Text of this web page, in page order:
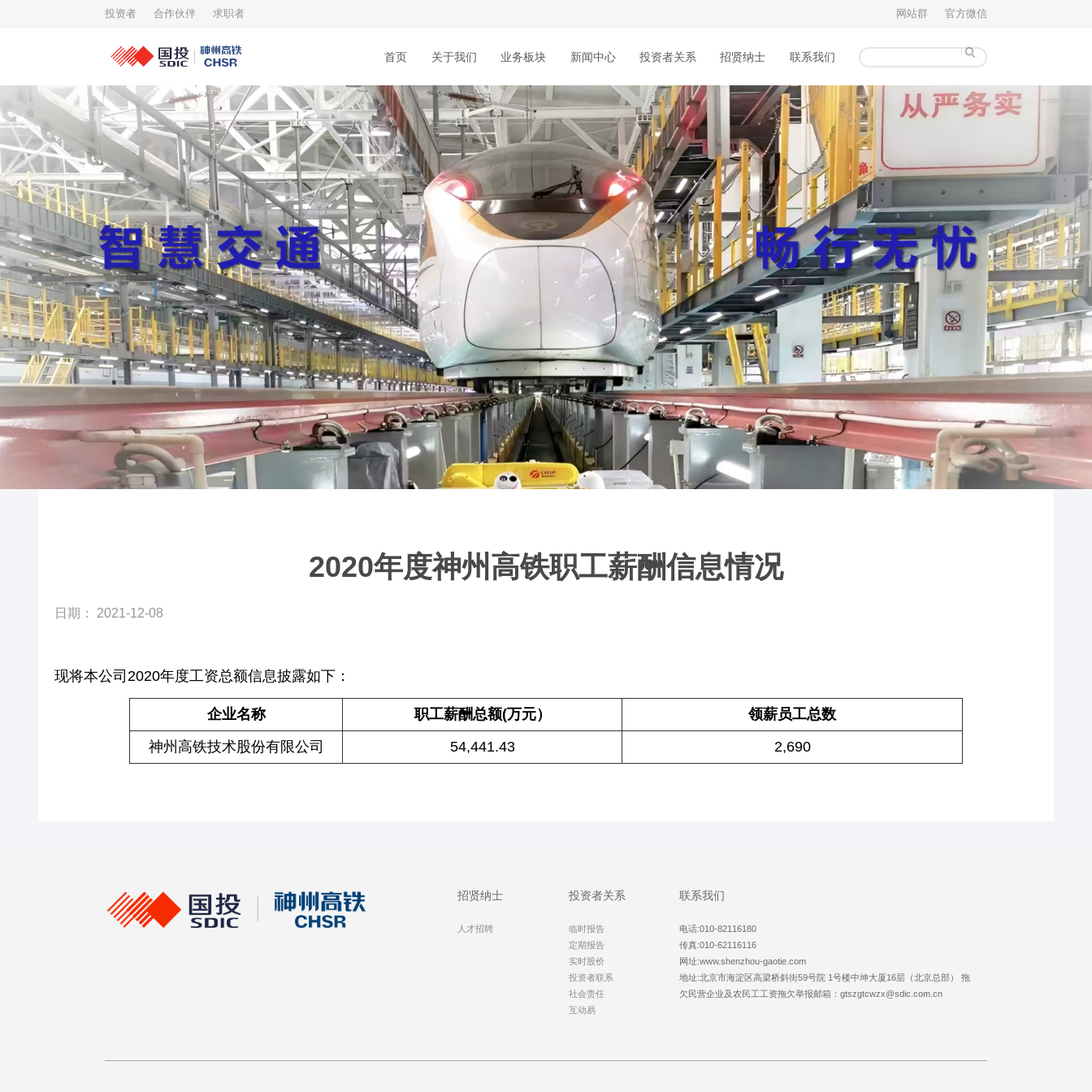
投资者 合作伙伴 求职者 网站群 官方微信
首页 关于我们 业务板块 新闻中心 投资者关系 招贤纳士 联系我们
2020年度神州高铁职工薪酬信息情况
日期： 2021-12-08
现将本公司2020年度工资总额信息披露如下：
企业名称 职工薪酬总额(万元）
领薪员工总数
神州高铁技术股份有限公司
54,441.43 2,690
招贤纳士
人才招聘
投资者关系
临时报告
定期报告
实时股价
投资者联系
社会责任
互动易
联系我们
电话:010-82116180
传真:010-62116116
网址:www.shenzhou-gaotie.com
地址:北京市海淀区高梁桥斜街59号院 1号楼中坤大厦16层（北京总部） 拖
欠民营企业及农民工工资拖欠举报邮箱：gtszgtcwzx@sdic.com.cn